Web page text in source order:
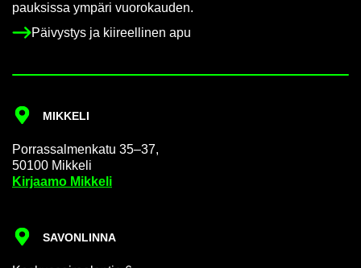
pauk­sis­sa ym­pä­ri vuo­ro­kau­den.
Päi­vys­tys ja kii­reel­li­nen apu
MIK­KE­LI
Por­ras­sal­men­ka­tu 35–37,
50100 Mik­ke­li
Kir­jaa­mo Mik­ke­li
SA­VON­LIN­NA